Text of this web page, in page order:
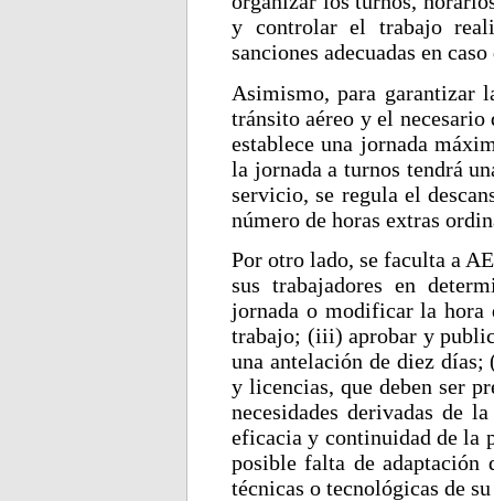
y controlar el trabajo
sanciones adecuadas en
Asimismo, para garantizar
tránsito aéreo y el necesario
establece una jornada
la jornada a turnos tendrá
servicio, se regula el
número de horas extras
Por otro lado, se faculta a
sus trabajadores en
jornada o modificar la hora
trabajo; (iii) aprobar y
una antelación de diez
y licencias, que deben ser
necesidades derivadas de
eficacia y continuidad de la
posible falta de adaptación
técnicas o tecnológicas de